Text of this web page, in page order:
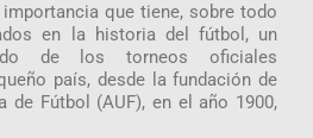
que tiene, sobre todo
en la historia del fútbol, un
de los torneos oficiales
país, desde la fundación de
de Fútbol (AUF), en el año 1900,